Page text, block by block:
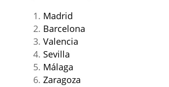
Madrid
Barcelona
Valencia
Sevilla
Málaga
Zaragoza